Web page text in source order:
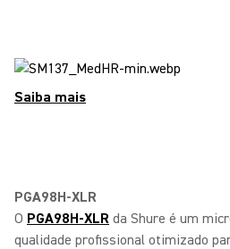
Saiba mais
PGA98H-XLR
O PGA98H-XLR da Shure é um
qualidade profissional otimizado